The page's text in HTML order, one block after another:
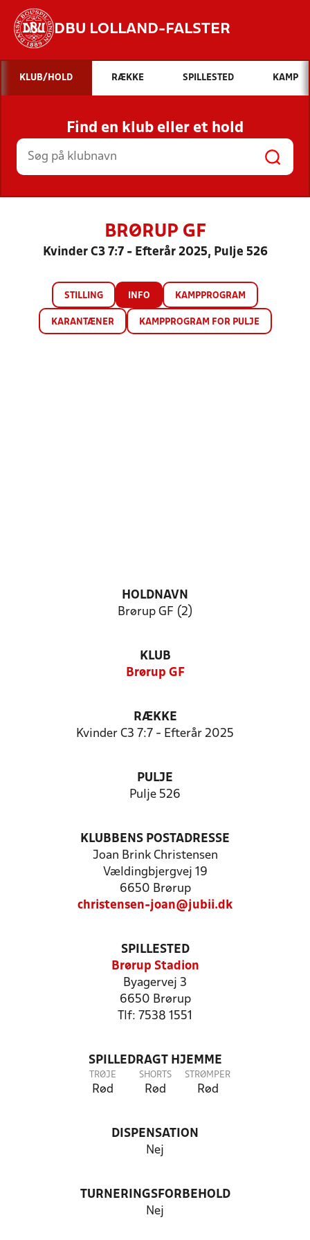
DBU LOLLAND-FALSTER
Hvad vil du søge efter?
INDHOLD OG NYHEDER
STILLINGER, RESULTATER, KLUBBER OG
HOLD
KLUB/HOLD RÆKKE SPILLESTED KAMP
Find en klub eller et hold
BRØRUP GF
Kvinder C3 7:7 - Efterår 2025, Pulje 526
STILLING INFO KAMPPROGRAM
KARANTÆNER KAMPPROGRAM FOR PULJE
HOLDNAVN
Brørup GF (2)
KLUB
Brørup GF
RÆKKE
Kvinder C3 7:7 - Efterår 2025
PULJE
Pulje 526
KLUBBENS POSTADRESSE
Joan Brink Christensen
Vældingbjergvej 19
6650 Brørup
christensen-joan@jubii.dk
SPILLESTED
Brørup Stadion
Byagervej 3
6650 Brørup
Tlf: 7538 1551
SPILLEDRAGT HJEMME
TRØJE
Rød
SHORTS
Rød
STRØMPER
Rød
DISPENSATION
Nej
TURNERINGSFORBEHOLD
Nej